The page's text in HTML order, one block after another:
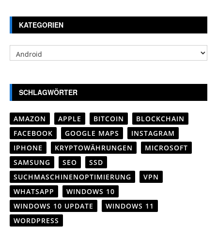
KATEGORIEN
Kategorien
SCHLAGWÖRTER
AMAZON APPLE BITCOIN
BLOCKCHAIN
FACEBOOK
GOOGLE MAPS
INSTAGRAM
IPHONE
KRYPTOWÄHRUNGEN
MICROSOFT
SAMSUNG
SEO
SSD
SUCHMASCHINENOPTIMIERUNG
VPN
WHATSAPP
WINDOWS 10
WINDOWS 10 UPDATE
WINDOWS 11
WORDPRESS